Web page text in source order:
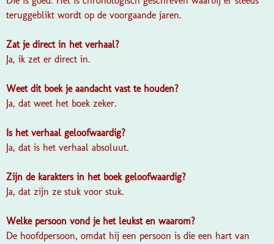
teruggeblikt wordt op de voorgaande jaren.
Zat je direct in het verhaal?
Ja, ik zet er direct in.
Weet dit boek je aandacht vast te houden?
Ja, dat weet het boek zeker.
Is het verhaal geloofwaardig?
Ja, dat is het verhaal absoluut.
Zijn de karakters in het boek geloofwaardig?
Ja, dat zijn ze stuk voor stuk.
Welke persoon vond je het leukst en waarom?
De hoofdpersoon, omdat hij een persoon is die een hart van